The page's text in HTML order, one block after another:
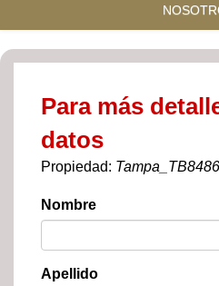
Para más
datos
Propiedad:
Nombre
Apellido